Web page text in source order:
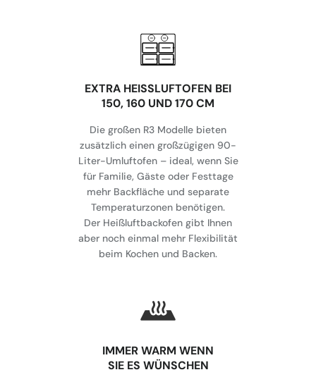
EXTRA HEISSLUFTOFEN BEI
150, 160 UND 170 CM
Die großen R3 Modelle bieten
zusätzlich einen großzügigen 90-
Liter-Umluftofen – ideal, wenn Sie
für Familie, Gäste oder Festtage
mehr Backfläche und separate
Temperaturzonen benötigen.
Der Heißluftbackofen gibt Ihnen
aber noch einmal mehr Flexibilität
beim Kochen und Backen.
IMMER WARM WENN
SIE ES WÜNSCHEN